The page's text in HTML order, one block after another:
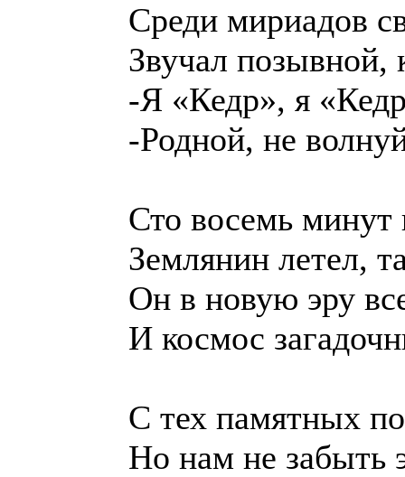
Среди мириадов
Звучал позывной,
-Я «Кедр», я
-Родной, не
Сто восемь минут
Землянин летел,
Он в новую эру
И космос
С тех памятных
Но нам не забыть